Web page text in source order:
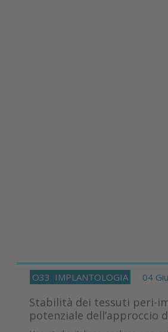
O33 IMPLANTOLOGIA 04
Stabilità dei tessuti peri-
potenziale dell’approccio